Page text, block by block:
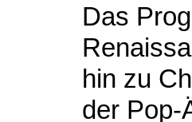
Das
hin zu
der Pop-